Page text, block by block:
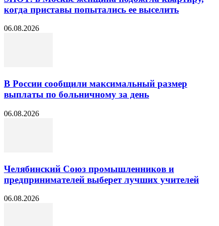
когда приставы попытались ее выселить
06.08.2026
В России сообщили максимальный размер
выплаты по больничному за день
06.08.2026
Челябинский Союз промышленников и
предпринимателей выберет лучших учителей
06.08.2026